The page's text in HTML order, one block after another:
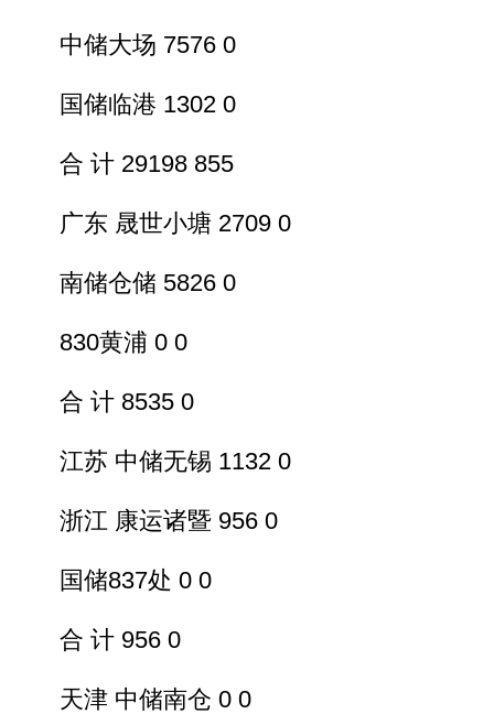
中储大场 7576 0
国储临港 1302 0
合 计 29198 855
广东 晟世小塘 2709 0
南储仓储 5826 0
830黄浦 0 0
合 计 8535 0
江苏 中储无锡 1132 0
浙江 康运诸暨 956 0
国储837处 0 0
合 计 956 0
天津 中储南仓 0 0